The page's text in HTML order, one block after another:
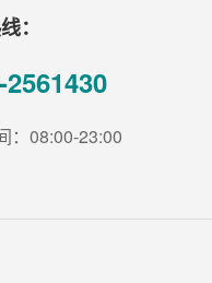
：
：08:00-23:00